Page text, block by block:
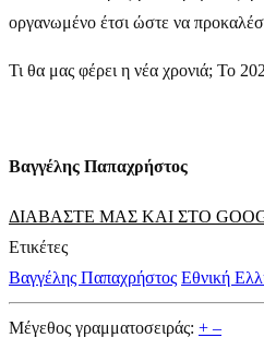
οργανωμένο έτσι ώστε να
Τι θα μας φέρει η νέα χρονιά; Το
Βαγγέλης Παπαχρήστος
ΔΙΑΒΑΣΤΕ ΜΑΣ ΚΑΙ ΣΤΟ
Ετικέτες
Βαγγέλης Παπαχρήστος Εθνική
Μέγεθος γραμματοσειράς: + –